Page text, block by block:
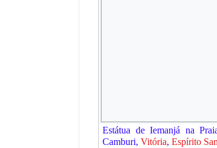
Estátua de Iemanjá na
Camburi, Vitória, Espírito
do Futebol
A Copa
O Triunfo